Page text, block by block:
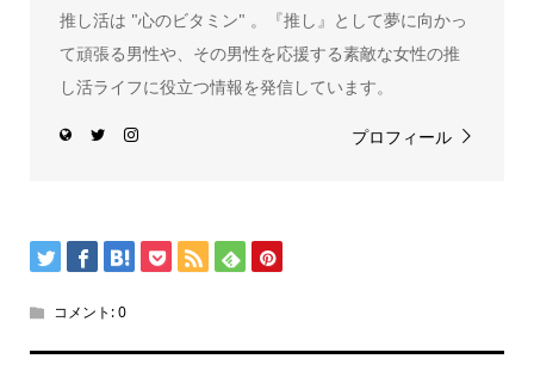
推し活は "心のビタミン" 。『推し』として夢に向かっ
て頑張る男性や、その男性を応援する素敵な女性の推
し活ライフに役立つ情報を発信しています。
プロフィール
コメント:0